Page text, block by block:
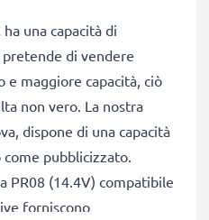
una capacità di
di vendere
e maggiore capacità, ciò
non vero. La nostra
dispone di una capacità
pubblicizzato.
PR08 (14.4V) compatibile
forniscono